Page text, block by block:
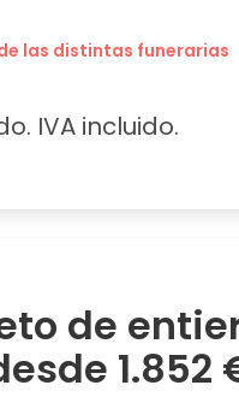
las distintas funerarias
IVA incluido.
de
1.852